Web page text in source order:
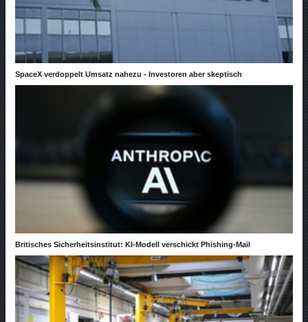
SpaceX verdoppelt Umsatz nahezu - Investoren aber skeptisch
Britisches Sicherheitsinstitut: KI-Modell verschickt Phishing-Mail